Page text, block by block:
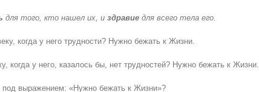
для того, кто нашел их, и здравиедля всего тела его.
когда у него трудности? Нужно бежать к Жизни.
когда у него, казалось бы, нет трудностей? Нужно бежать к Жизни.
под выражением: «Нужно бежать к Жизни»?